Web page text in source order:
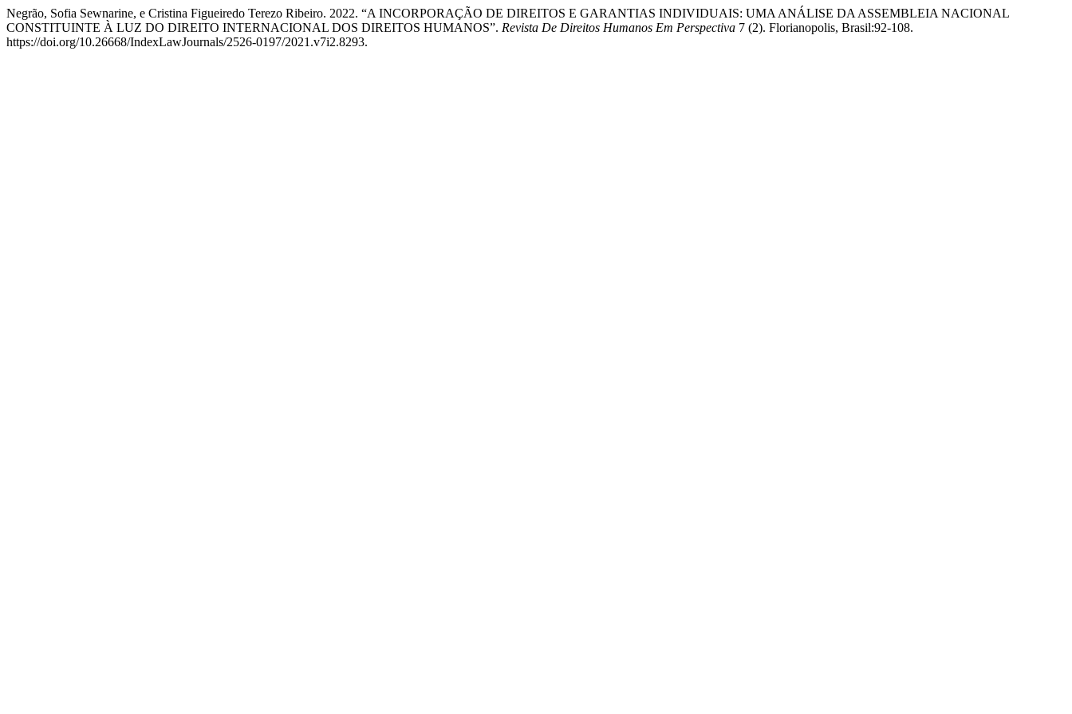
Negrão, Sofia Sewnarine, e Cristina Figueiredo Terezo Ribeiro. 2022. “A INCORPORAÇÃO DE DIREITOS E GARANTIAS INDIVIDUAIS: UMA ANÁLISE DA ASSEMBLEIA NACIONAL
CONSTITUINTE À LUZ DO DIREITO INTERNACIONAL DOS DIREITOS HUMANOS”. Revista De Direitos Humanos Em Perspectiva 7 (2). Florianopolis, Brasil:92-108.
https://doi.org/10.26668/IndexLawJournals/2526-0197/2021.v7i2.8293.